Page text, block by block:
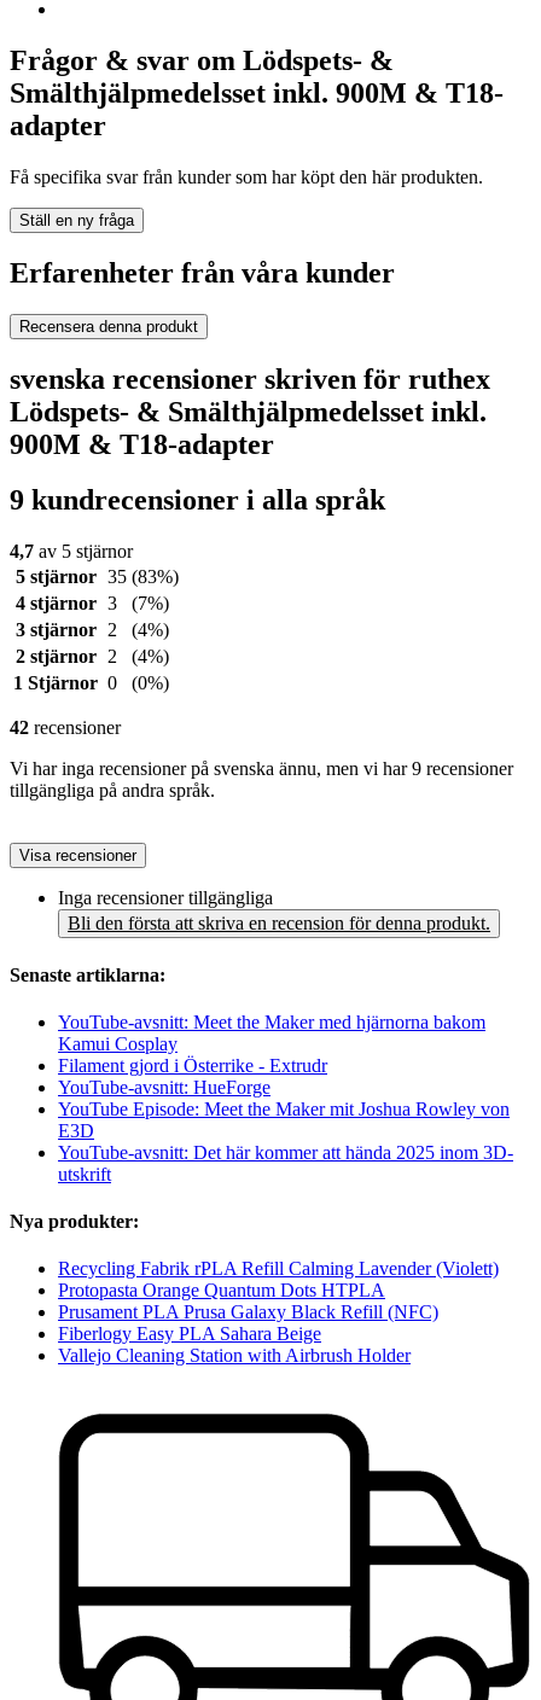
Frågor & svar om Lödspets- &
Smälthjälpmedelsset inkl. 900M & T18-
adapter
Få specifika svar från kunder som har köpt den här produkten.
Ställ en ny fråga
Erfarenheter från våra kunder
Recensera denna produkt
svenska recensioner skriven för ruthex
Lödspets- & Smälthjälpmedelsset inkl.
900M & T18-adapter
9 kundrecensioner i alla språk
4,7 av 5 stjärnor
5 stjärnor 35 (83%)
4 stjärnor 3
(7%)
3 stjärnor
2
(4%)
2 stjärnor
2
(4%)
1 Stjärnor 0 (0%)
42 recensioner
Vi har inga recensioner på svenska ännu, men vi har 9 recensioner
tillgängliga på andra språk.
Visa recensioner
Inga recensioner tillgängliga
Bli den första att skriva en recension för denna produkt.
Senaste artiklarna:
YouTube-avsnitt: Meet the Maker med hjärnorna bakom
Kamui Cosplay
Filament gjord i Österrike - Extrudr
YouTube-avsnitt: HueForge
YouTube Episode: Meet the Maker mit Joshua Rowley von
E3D
YouTube-avsnitt: Det här kommer att hända 2025 inom 3D-
utskrift
Nya produkter:
Recycling Fabrik rPLA Refill Calming Lavender (Violett)
Protopasta Orange Quantum Dots HTPLA
Prusament PLA Prusa Galaxy Black Refill (NFC)
Fiberlogy Easy PLA Sahara Beige
Vallejo Cleaning Station with Airbrush Holder